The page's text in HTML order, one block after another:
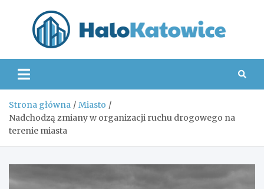
Strona główna
Miasto
Nadchodzą zmiany w organizacji ruchu drogowego na
terenie miasta